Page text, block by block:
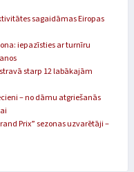
sagaidāmas Eiropas
iepazīsties ar turnīru
starp 12 labākajām
– no dāmu atgriešanās
Prix” sezonas uzvarētāji –